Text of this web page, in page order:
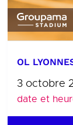
OL
3 octobre
date et